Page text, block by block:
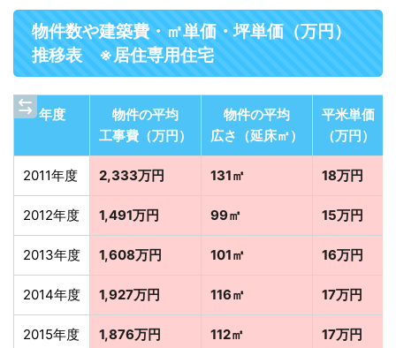
物件数や建築費・㎡単価・坪単価（万円）
推移表 ※居住専用住宅
年度
物件の平均
工事費（万円）
物件の平均
広さ（延床㎡）
平米単価
（万円）
2011年度 2,333万円 131㎡ 18万円
2012年度 1,491万円 99㎡ 15万円
2013年度 1,608万円 101㎡ 16万円
2014年度 1,927万円 116㎡ 17万円
2015年度 1,876万円 112㎡ 17万円